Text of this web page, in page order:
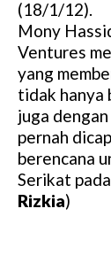
(18/1/12).
Mony
Ventures
yang
tidak hanya
juga
pernah
berencana
Serikat
Rizkia)